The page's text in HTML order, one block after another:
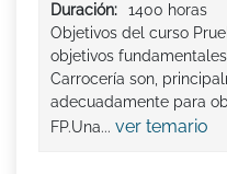
Duración:
1400 horas
Objetivos del curso
objetivos
Carrocería son,
adecuadamente para
FP.Una... ver temario